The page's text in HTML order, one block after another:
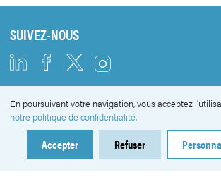
SUIVEZ-NOUS
NEWSLETTER
En poursuivant votre navigation, vous acceptez
notre politique de confidentialité.
Accepter Refuser